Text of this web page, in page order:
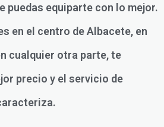
puedas equiparte con lo mejor.
en el centro de Albacete, en
cualquier otra parte, te
precio y el servicio de